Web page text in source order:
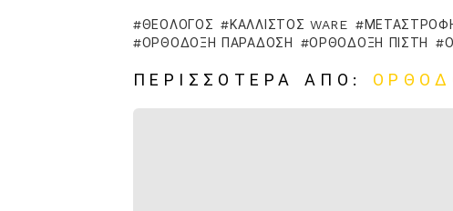
ΘΕΟΛΌΓΟΣ ΚΆΛΛΙΣΤΟΣ WARE
ΟΡΘΌΔΟΞΗ ΠΑΡΆΔΟΣΗ
ΟΡΘΌΔΟΞΗ ΠΊΣΤΗ
ΠΕΡΙΣΣΌΤΕΡΑ ΑΠΌ: